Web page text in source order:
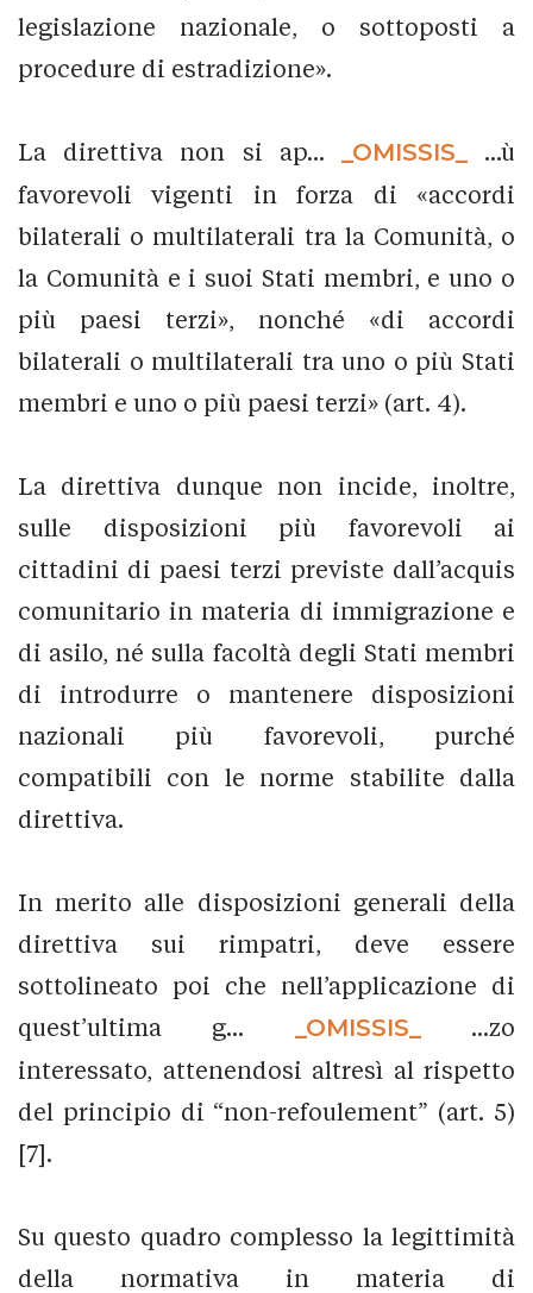
legislazione nazionale, o sottoposti a
procedure di estradizione».
La direttiva non si ap... _OMISSIS_
...ù
favorevoli vigenti in forza di «accordi
bilaterali o multilaterali tra la Comunità, o
la Comunità e i suoi Stati membri, e uno o
più paesi terzi», nonché «di accordi
bilaterali o multilaterali tra uno o più Stati
membri e uno o più paesi terzi» (art. 4).
La direttiva dunque non incide, inoltre,
sulle disposizioni più favorevoli ai
cittadini di paesi terzi previste dall’acquis
comunitario in materia di immigrazione e
di asilo, né sulla facoltà degli Stati membri
di introdurre o mantenere disposizioni
nazionali più favorevoli, purché
compatibili con le norme stabilite dalla
direttiva.
In merito alle disposizioni generali della
direttiva sui rimpatri, deve essere
sottolineato poi che nell’applicazione di
quest’ultima g...
_OMISSIS_
...zo
interessato, attenendosi altresì al rispetto
del principio di “non-refoulement” (art. 5)
[7].
Su questo quadro complesso la legittimità
della normativa in materia di